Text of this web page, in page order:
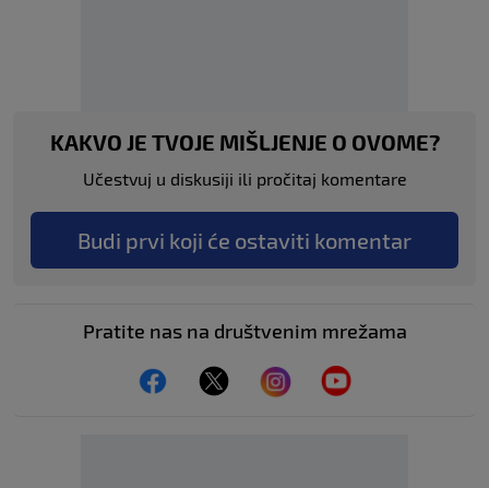
KAKVO JE TVOJE MIŠLJENJE O OVOME?
Učestvuj u diskusiji ili pročitaj komentare
Budi prvi koji će ostaviti komentar
Pratite nas na društvenim mrežama